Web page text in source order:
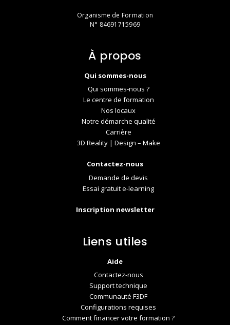
Organisme de Formation
N° 84691715969
À propos
Qui sommes-nous
Qui sommes-nous ?
Le centre de formation
Nos locaux
Notre démarche qualité
Carrière
3D Reality | Design – Make
Contactez-nous
Demande de devis
Essai gratuit e-learning
Inscription newsletter
Liens utiles
Aide
Contactez-nous
Support technique
Communauté F3DF
Configurations requises
Comment financer votre formation ?